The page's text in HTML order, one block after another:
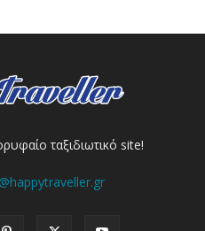
ταξιδιωτικό site!